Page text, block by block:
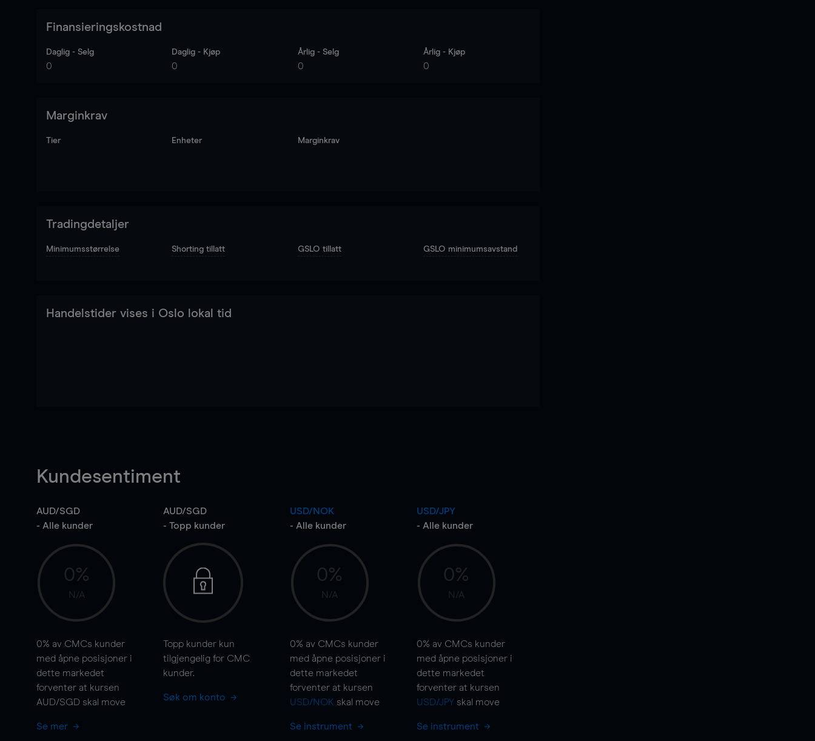
Finansieringskostnad
Daglig - Selg
0
Daglig - Kjøp
0
Årlig - Selg
0
Årlig - Kjøp
0
Marginkrav
Tier Enheter Marginkrav
Tradingdetaljer
Minimumsstørrelse Shorting tillatt GSLO tillatt GSLO minimumsavstand
Handelstider vises i Oslo lokal tid
Kundesentiment
AUD/SGD
- Alle kunder
0%
N/A
0% av CMCs kunder
med åpne posisjoner i
dette markedet
forventer at kursen
AUD/SGD skal move
Se mer
AUD/SGD
- Topp kunder
Topp kunder kun
tilgjengelig for CMC
kunder.
Søk om konto
USD/NOK
- Alle kunder
0%
N/A
0% av CMCs kunder
med åpne posisjoner i
dette markedet
forventer at kursen
USD/NOK skal move
Se instrument
USD/JPY
- Alle kunder
0%
N/A
0% av CMCs kunder
med åpne posisjoner i
dette markedet
forventer at kursen
USD/JPYskal move
Se instrument